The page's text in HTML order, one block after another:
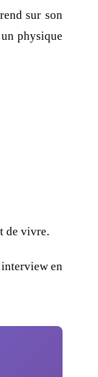
sur son
physique
de vivre.
en